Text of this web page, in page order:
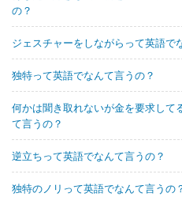
の？
ジェスチャーをしながらって英語で
独特って英語でなんて言うの？
何かは聞き取れないが金を要求して
て言うの？
逆立ちって英語でなんて言うの？
独特のノリって英語でなんて言うの